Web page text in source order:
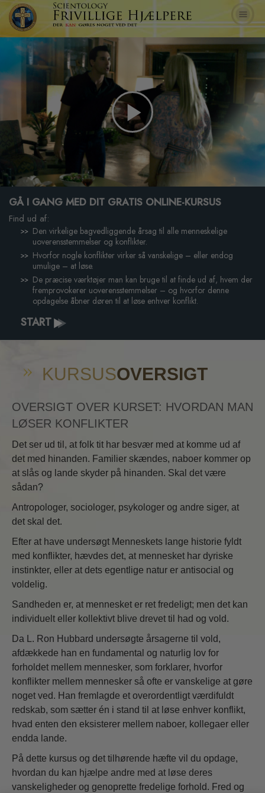
Play
Video
GÅ I GANG MED DIT GRATIS ONLINE-KURSUS
Find ud af:
Den virkelige bagvedliggende årsag til alle menneskelige
uoverensstemmelser og konflikter.
Hvorfor nogle konflikter virker så vanskelige – eller endog
umulige – at løse.
De præcise værktøjer man kan bruge til at finde ud af, hvem der
fremprovokerer uoverensstemmelser – og hvorfor denne
opdagelse åbner døren til at løse enhver konflikt.
START
KURSUSOVERSIGT
OVERSIGT OVER KURSET: HVORDAN MAN
LØSER KONFLIKTER
Det ser ud til, at folk tit har besvær med at komme ud af
det med hinanden. Familier skændes, naboer kommer op
at slås og lande skyder på hinanden. Skal det være
sådan?
Antropologer, sociologer, psykologer og andre siger, at
det skal det.
Efter at have undersøgt Menneskets lange historie fyldt
med konflikter, hævdes det, at mennesket har dyriske
instinkter, eller at dets egentlige natur er antisocial og
voldelig.
Sandheden er, at mennesket er ret fredeligt; men det kan
individuelt eller kollektivt blive drevet til had og vold.
Da L. Ron Hubbard undersøgte årsagerne til vold,
afdækkede han en fundamental og naturlig lov for
forholdet mellem mennesker, som forklarer, hvorfor
konflikter mellem mennesker så ofte er vanskelige at gøre
noget ved. Han fremlagde et overordentligt værdifuldt
redskab, som sætter én i stand til at løse enhver konflikt,
hvad enten den eksisterer mellem naboer, kollegaer eller
endda lande.
På dette kursus og det tilhørende hæfte vil du opdage,
hvordan du kan hjælpe andre med at løse deres
vanskeligheder og genoprette fredelige forhold. Fred og